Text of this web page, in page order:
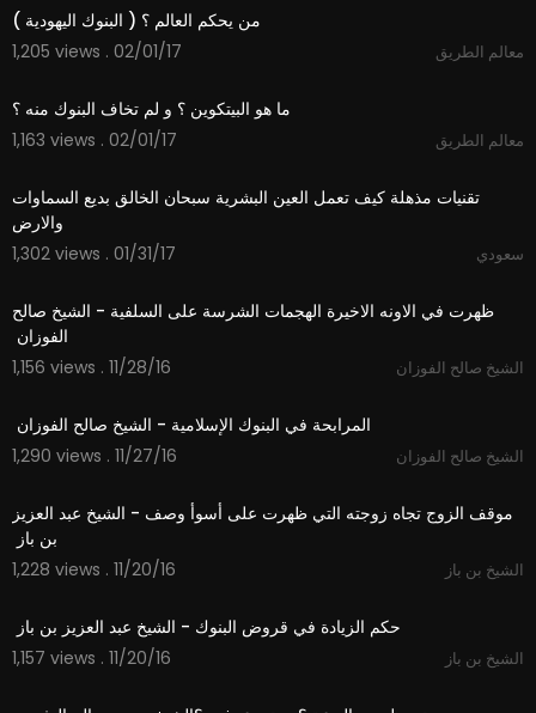
1,205 views . 02/01/17
معالم الطريق
1,163 views . 02/01/17
معالم الطريق
تقنيات مذهلة كيف تعمل العين البشرية سبحان الخالق بديع السماوات
والارض
1,302 views . 01/31/17
سعودي
‫ظهرت في الاونه الاخيرة الهجمات الشرسة على السلفية - الشيخ صالح
1,156 views . 11/28/16
الشيخ صالح الفوزان
1,290 views . 11/27/16
الشيخ صالح الفوزان
‫موقف الزوج تجاه زوجته التي ظهرت على أسوأ وصف - الشيخ عبد العزيز
1,228 views . 11/20/16
الشيخ بن باز
1,157 views . 11/20/16
الشيخ بن باز